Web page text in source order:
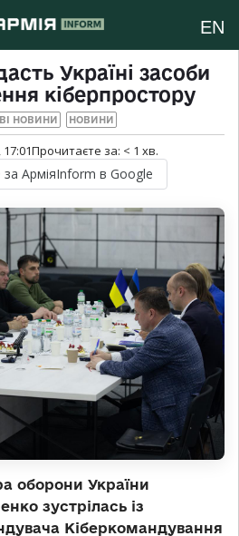
EN
Україні засоби
кіберпростору
НОВИНИ НОВИНИ
Прочитаєте за: < 1 хв.
за АрміяInform в Google
оборони України
зустрілась із
Кіберкомандування